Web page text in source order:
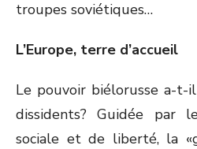
troupes soviétiques…
L’Europe, terre d’accueil
Le pouvoir biélorusse a-t-
dissidents? Guidée par
sociale et de liberté, la